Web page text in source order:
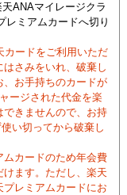
ANAマイレージクラ
レミアムカードへ切り
カードをご利用いただ
さみをいれ、破棄し
お手持ちのカードが
ージされた代金を楽
できませんので、お持
い切ってから破棄し
カードのため年会費
ます。ただし、楽天
レミアムカードにお